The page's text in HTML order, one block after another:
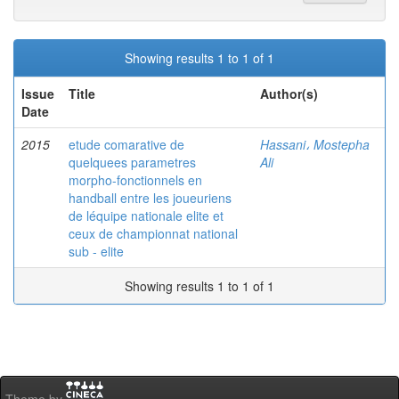
Showing results 1 to 1 of 1
Issue
Date
Title Author(s)
2015
etude comarative de
quelquees parametres
morpho-fonctionnels en
handball entre les joueuriens
de léquipe nationale elite et
ceux de championnat national
sub - elite
Hassani، Mostepha
Ali
Showing results 1 to 1 of 1